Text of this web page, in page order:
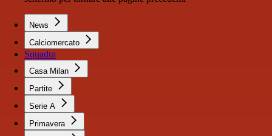
News
Calciomercato
Squadra
Casa Milan
Partite
Serie A
Primavera